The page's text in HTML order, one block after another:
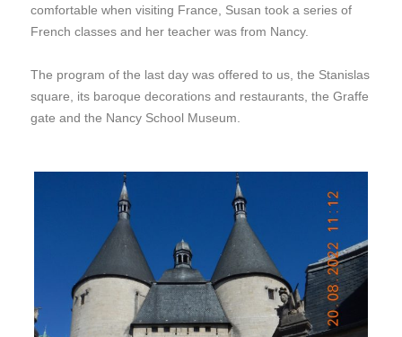
comfortable when visiting France, Susan took a series of
French classes and her teacher was from Nancy.
The program of the last day was offered to us, the Stanislas
square, its baroque decorations and restaurants, the Graffe
gate and the Nancy School Museum.